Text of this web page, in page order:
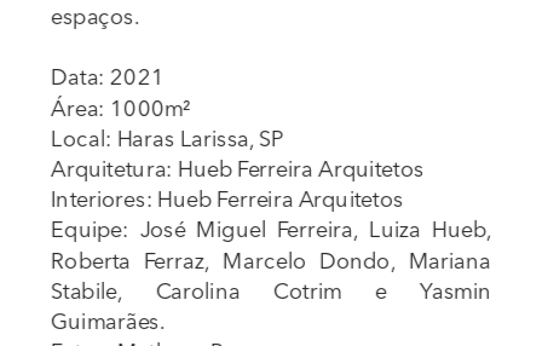
espaços.
Data: 2021
Área: 1000m²
Local: Haras Larissa, SP
Arquitetura: Hueb Ferreira Arquitetos
Interiores: Hueb Ferreira Arquitetos
Equipe: José Miguel Ferreira, Luiza Hueb,
Roberta Ferraz, Marcelo Dondo, Mariana
Stabile, Carolina Cotrim e Yasmin
Guimarães.